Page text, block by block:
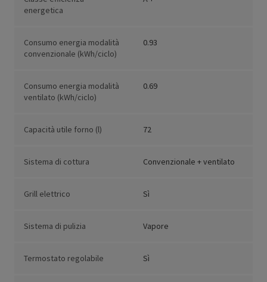
energetica
Consumo energia modalità
convenzionale (kWh/ciclo)
0.93
Consumo energia modalità
ventilato (kWh/ciclo)
0.69
Capacità utile forno (l) 72
Sistema di cottura Convenzionale + ventilato
Grill elettrico Sì
Sistema di pulizia Vapore
Termostato regolabile Sì